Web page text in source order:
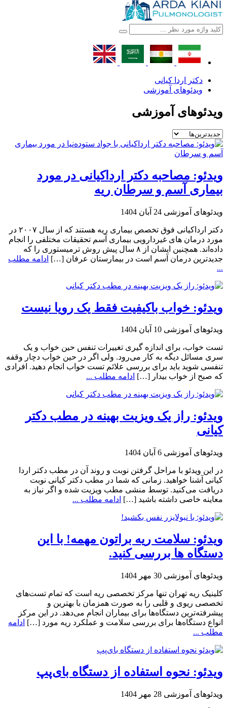
دکتر اردا کیانی
ویدئوهای آموزشی
ویدئوهای آموزشی
ویدئو: مصاحبه دکتر ارداکیانی در مورد
بیماری آسم و سرطان ریه
ویدئوهای آموزشی 24 آبان 1404
دکتر ارداکیانی فوق تخصص بیماری‌ ریه هستند که از سال ۲۰۰۷ در
مورد درمان های غیردارویی بیماری آسم تحقیقات مختلفی را انجام
داده‌اند. همچنین ایشان از ۸ سال پیش روش ترمیستوری را که
جدیدترین درمان آسم است در بیمارستان عرفان […] ادامه مطلب
...
ویدئو: خواب باکیفیت فقط یک رویا نیست
ویدئوهای آموزشی 10 آبان 1404
تست خواب، برای اندازه گیری تغییرات تنفس حین خواب و یک
سری مسائل دیگه به کار می‌رود. ولی اگر در حین خواب دچار وقفه
تنفسی شوید باید برای بررسی علائم تست خواب انجام دهید. افرادی
که صبح از خواب بیدار […] ادامه مطلب ...
ویدئو: راز یک ویزیت بهینه در مطب دکتر
کیانی
ویدئوهای آموزشی 6 آبان 1404
در این ویدئو با مراحل گرفتن نوبت و روند آن در مطب دکتر اردا
کیانی آشنا خواهید. زمانی که شما در مطب دکتر کیانی نوبت
دریافت می‌کنید. توسط منشی مطب ویزیت شده و اگر نیاز به
معاینه خاصی داشته باشید […] ادامه مطلب ...
ویدئو: سلامت ریه براتون مهمه! با این
دستگاه ها بررسی کنید.
ویدئوهای آموزشی 30 مهر 1404
کلینیک ریه تهران تنها مرکز تخصصی ریه است که تمام تست‌های
تخصصی ریوی و قلبی را به صورت همزمان با بهترین و
پیشرفته‌ترین دستگاه‌ها برای بیماران انجام می‌دهد. در این مرکز
انواع دستگاه‌ها برای بررسی سلامت و عملکرد ریه مورد […] ادامه
مطلب ...
ویدئو: نحوه استفاده از دستگاه بای‌پپ
ویدئوهای آموزشی 28 مهر 1404